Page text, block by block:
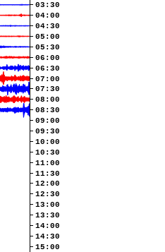
03:30
04:00
04:30
05:00
05:30
06:00
06:30
07:00
07:30
08:00
08:30
09:00
09:30
10:00
10:30
11:00
11:30
12:00
12:30
13:00
13:30
14:00
14:30
15:00